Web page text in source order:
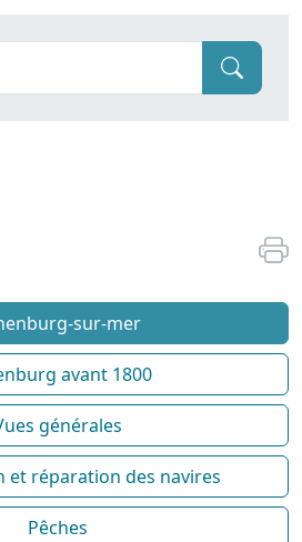
sur-mer
avant 1800
générales
et réparation des navires
Pêches